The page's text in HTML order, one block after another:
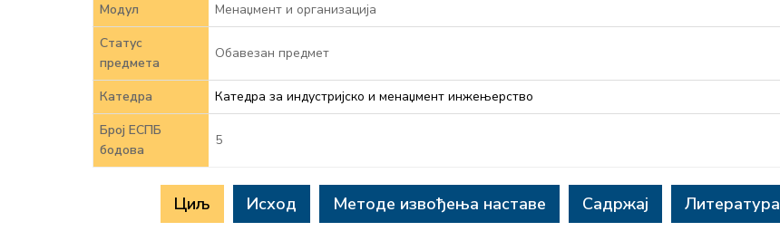
Модул
Менаџмент и организација
Статус
предмета
Обавезан предмет
Катедра
Катедра за индустријско и менаџмент инжењерство
Број ЕСПБ
бодова
5
Циљ Исход Методе извођења наставе Садржај Литература